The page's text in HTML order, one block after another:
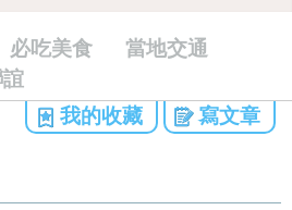
必吃美食
當地交通
我的收藏
寫文章